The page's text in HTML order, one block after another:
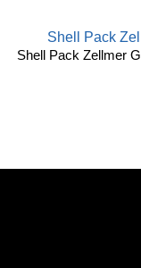
Shell Pack Zellmer